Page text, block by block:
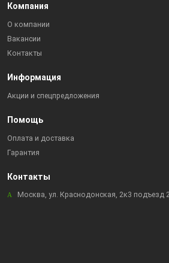
Компания
О компании
Вакансии
Контакты
Информация
Акции и спецпредложения
Помощь
Оплата и доставка
Гарантия
Контакты
Москва, ул. Краснодонская, 2к3 подъезд